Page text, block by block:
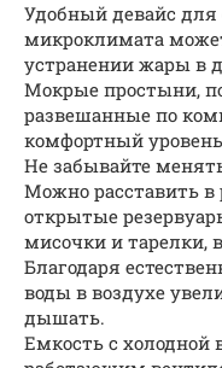
Удобный девайс для
микроклимата
устранении жары в
Мокрые простыни,
развешанные по
комфортный
Не забывайте
Можно расставить в
открытые
мисочки и тарелки,
Благодаря
воды в воздухе
дышать.
Емкость с холодной